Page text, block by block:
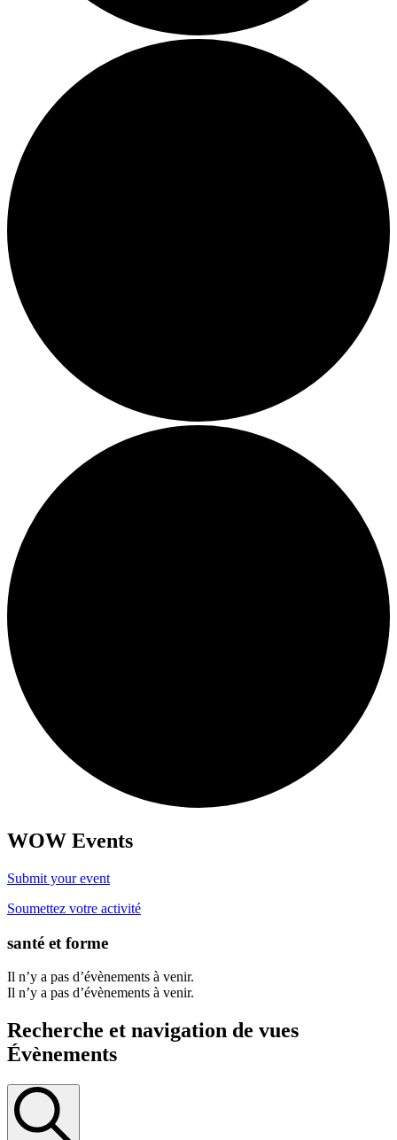
WOW Events
Submit your event
Soumettez votre activité
santé et forme
Il n’y a pas d’évènements à venir.
Il n’y a pas d’évènements à venir.
Recherche et navigation de vues
Évènements